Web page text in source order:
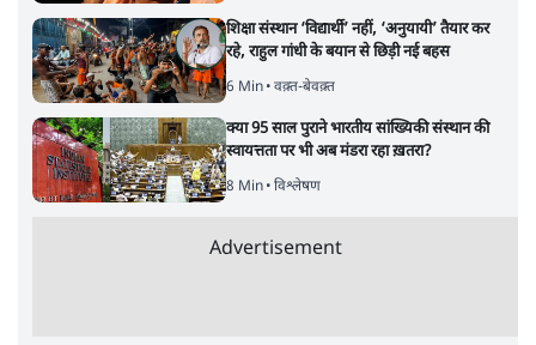
शिक्षा संस्थान ‘विद्यार्थी’ नहीं, ‘अनुयायी’ तैयार कर
रहे, राहुल गांधी के बयान से छिड़ी नई बहस
6 Min• वक़्त-बेवक़्त
क्या 95 साल पुराने भारतीय सांख्यिकी संस्थान की
स्वायत्तता पर भी अब मंडरा रहा ख़तरा?
8 Min• विश्लेषण
Advertisement